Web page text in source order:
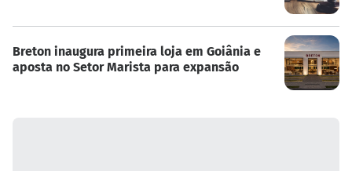
Breton inaugura primeira loja em Goiânia e
aposta no Setor Marista para expansão